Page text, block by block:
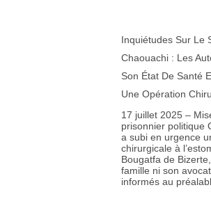
Inquiétudes Sur Le
Chaouachi : Les
Son État De Santé
Une Opération
17 juillet 2025 –
prisonnier politique
a subi en urgence
chirurgicale à
Bougatfa de
famille ni son
informés au